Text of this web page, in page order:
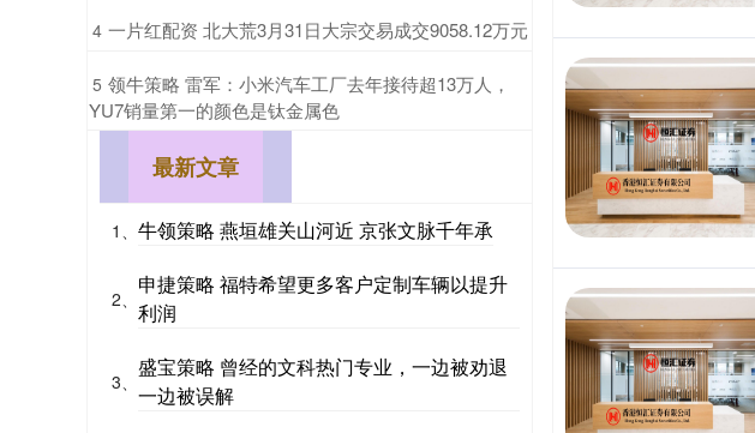
4 ​一片红配资 北大荒3月31日大宗交易成交9058.12万元
5 ​领牛策略 雷军：小米汽车工厂去年接待超13万人，
YU7销量第一的颜色是钛金属色
最新文章
1、 牛领策略 燕垣雄关山河近 京张文脉千年承
2、
申捷策略 福特希望更多客户定制车辆以提升
利润
3、
盛宝策略 曾经的文科热门专业，一边被劝退
一边被误解